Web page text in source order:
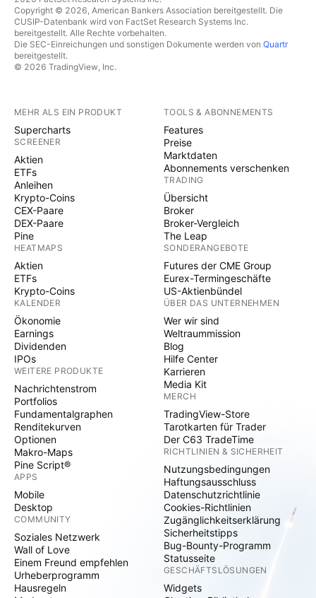
Copyright © 2026, American Bankers Association bereitgestellt. Die
CUSIP-Datenbank wird von FactSet Research Systems Inc.
bereitgestellt. Alle Rechte vorbehalten.
Die SEC-Einreichungen und sonstigen Dokumente werden von Quartr
bereitgestellt.
© 2026 TradingView, Inc.
MEHR ALS EIN PRODUKT
Supercharts
SCREENER
Aktien
ETFs
Anleihen
Krypto-Coins
CEX-Paare
DEX-Paare
Pine
HEATMAPS
Aktien
ETFs
Krypto-Coins
KALENDER
Ökonomie
Earnings
Dividenden
IPOs
WEITERE PRODUKTE
Nachrichtenstrom
Portfolios
Fundamentalgraphen
Renditekurven
Optionen
Makro-Maps
Pine Script®
APPS
Mobile
Desktop
COMMUNITY
Soziales Netzwerk
Wall of Love
Einem Freund empfehlen
Urheberprogramm
Hausregeln
TOOLS & ABONNEMENTS
Features
Preise
Marktdaten
Abonnements verschenken
TRADING
Übersicht
Broker
Broker-Vergleich
The Leap
SONDERANGEBOTE
Futures der CME Group
Eurex-Termingeschäfte
US-Aktienbündel
ÜBER DAS UNTERNEHMEN
Wer wir sind
Weltraummission
Blog
Hilfe Center
Karrieren
Media Kit
MERCH
TradingView-Store
Tarotkarten für Trader
Der C63 TradeTime
RICHTLINIEN & SICHERHEIT
Nutzungsbedingungen
Haftungsausschluss
Datenschutzrichtlinie
Cookies-Richtlinien
Zugänglichkeitserklärung
Sicherheitstipps
Bug-Bounty-Programm
Statusseite
GESCHÄFTSLÖSUNGEN
Widgets